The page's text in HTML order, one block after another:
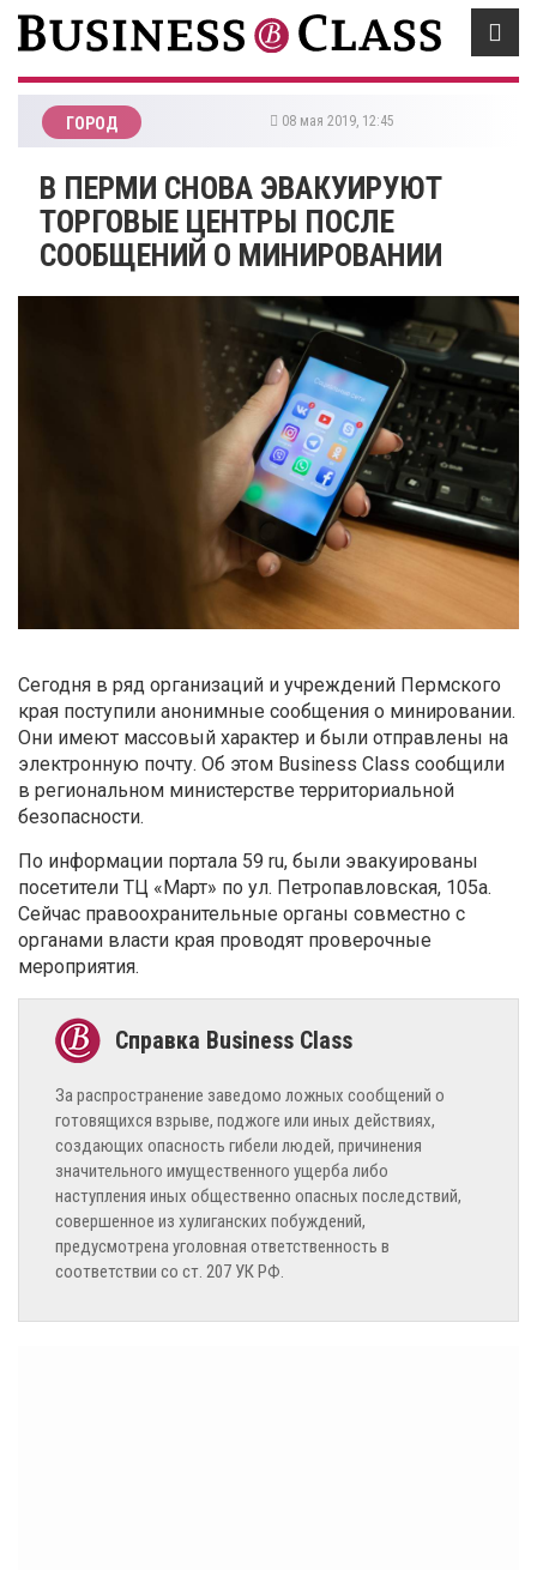
ГОРОД 08 мая 2019, 12:45
В ПЕРМИ СНОВА ЭВАКУИРУЮТ
ТОРГОВЫЕ ЦЕНТРЫ ПОСЛЕ
СООБЩЕНИЙ О МИНИРОВАНИИ
Сегодня в ряд организаций и учреждений Пермского
края поступили анонимные сообщения о минировании.
Они имеют массовый характер и были отправлены на
электронную почту. Об этом Business Class сообщили
в региональном министерстве территориальной
безопасности.
По информации портала 59 ru, были эвакуированы
посетители ТЦ «Март» по ул. Петропавловская, 105а.
Сейчас правоохранительные органы совместно с
органами власти края проводят проверочные
мероприятия.
За распространение заведомо ложных сообщений о
готовящихся взрыве, поджоге или иных действиях,
создающих опасность гибели людей, причинения
значительного имущественного ущерба либо
наступления иных общественно опасных последствий,
совершенное из хулиганских побуждений,
предусмотрена уголовная ответственность в
соответствии со ст. 207 УК РФ.